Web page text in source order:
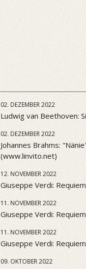
02. DEZEMBER 2022
Ludwig van Beethoven:
02. DEZEMBER 2022
Johannes Brahms:
(www.linvito.net)
12. NOVEMBER 2022
Giuseppe Verdi:
11. NOVEMBER 2022
Giuseppe Verdi:
11. NOVEMBER 2022
Giuseppe Verdi:
09. OKTOBER 2022